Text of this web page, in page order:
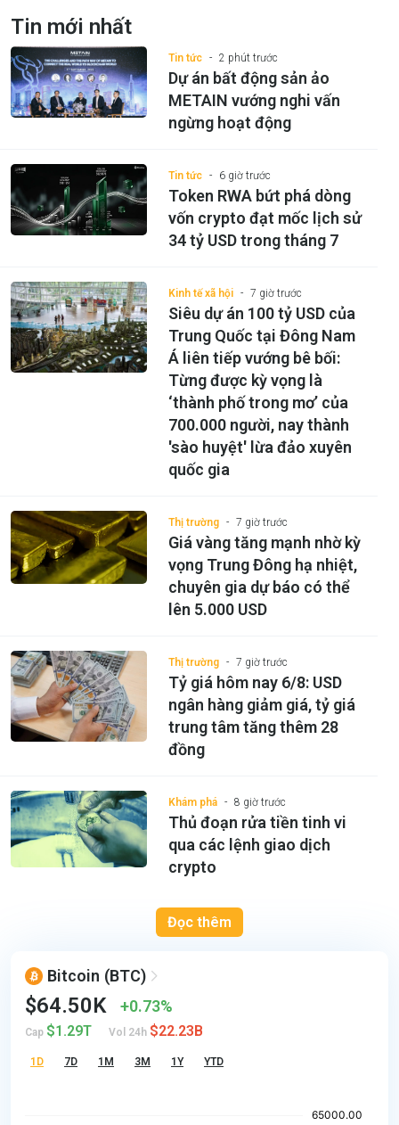
Tin mới nhất
Tin tức 2 phút trước
Dự án bất động sản ảo
METAIN vướng nghi vấn
ngừng hoạt động
Tin tức 6 giờ trước
Token RWA bứt phá dòng
vốn crypto đạt mốc lịch sử
34 tỷ USD trong tháng 7
Kinh tế xã hội 7 giờ trước
Siêu dự án 100 tỷ USD của
Trung Quốc tại Đông Nam
Á liên tiếp vướng bê bối:
Từng được kỳ vọng là
‘thành phố trong mơ’ của
700.000 người, nay thành
'sào huyệt' lừa đảo xuyên
quốc gia
Thị trường 7 giờ trước
Giá vàng tăng mạnh nhờ kỳ
vọng Trung Đông hạ nhiệt,
chuyên gia dự báo có thể
lên 5.000 USD
Thị trường 7 giờ trước
Tỷ giá hôm nay 6/8: USD
ngân hàng giảm giá, tỷ giá
trung tâm tăng thêm 28
đồng
Khám phá 8 giờ trước
Thủ đoạn rửa tiền tinh vi
qua các lệnh giao dịch
crypto
Đọc thêm
Bitcoin (BTC)
$64.50K 0.73%
Cap $1.29T Vol 24h $22.23B
1D 7D 1M 3M 1Y YTD